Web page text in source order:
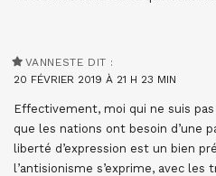
VANNESTE DIT :
20 FÉVRIER 2019 À 21 H 23 MIN
Effectivement, moi qui ne suis
que les nations ont besoin d’une
liberté d’expression est un bien
l’antisionisme s’exprime, avec